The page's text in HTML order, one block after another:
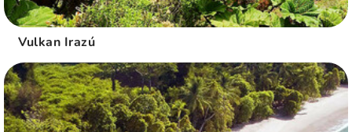
Vulkan Irazú